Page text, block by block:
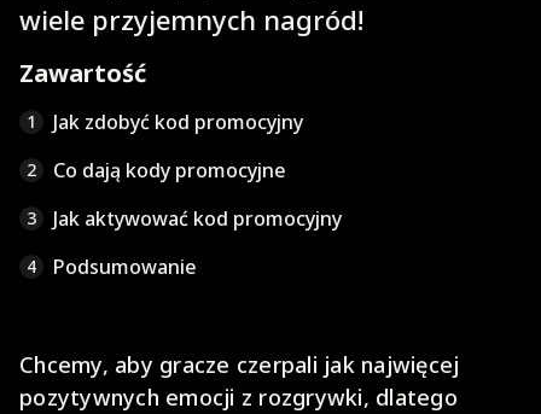
wiele przyjemnych nagród!
Zawartość
1 Jak zdobyć kod promocyjny
2 Co dają kody promocyjne
3 Jak aktywować kod promocyjny
4 Podsumowanie
Chcemy, aby gracze czerpali jak najwięcej
pozytywnych emocji z rozgrywki, dlatego